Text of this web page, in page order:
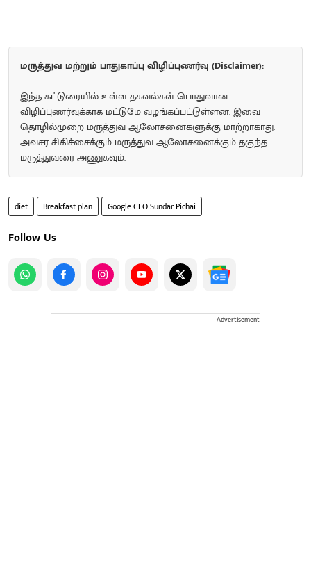
மருத்துவ மற்றும் பாதுகாப்பு விழிப்புணர்வு (Disclaimer):
இந்த கட்டுரையில் உள்ள தகவல்கள் பொதுவான
விழிப்புணர்வுக்காக மட்டுமே வழங்கப்பட்டுள்ளன. இவை
தொழில்முறை மருத்துவ ஆலோசனைகளுக்கு மாற்றாகாது.
அவசர சிகிச்சைக்கும் மருத்துவ ஆலோசனைக்கும் தகுந்த
மருத்துவரை அணுகவும்.
diet Breakfast plan Google CEO Sundar Pichai
Follow Us
Advertisement